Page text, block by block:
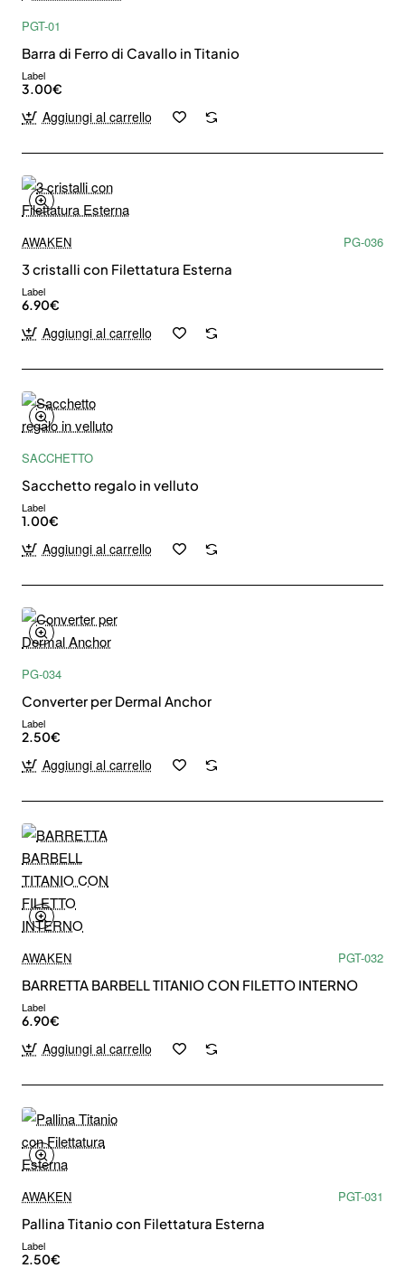
Rimani aggiornato sulle novità e sulle promozioni iscrivendoti
alla nostra newsletter.
Send
PGT-01
Barra di Ferro di Cavallo in Titanio
Label
3.00€
Aggiungi al carrello
AWAKEN
PG-036
3 cristalli con Filettatura Esterna
Label
6.90€
Aggiungi al carrello
SACCHETTO
Sacchetto regalo in velluto
Label
1.00€
Aggiungi al carrello
PG-034
Converter per Dermal Anchor
Label
2.50€
Aggiungi al carrello
AWAKEN
PGT-032
BARRETTA BARBELL TITANIO CON FILETTO INTERNO
Label
6.90€
Aggiungi al carrello
AWAKEN
PGT-031
Pallina Titanio con Filettatura Esterna
Label
2.50€